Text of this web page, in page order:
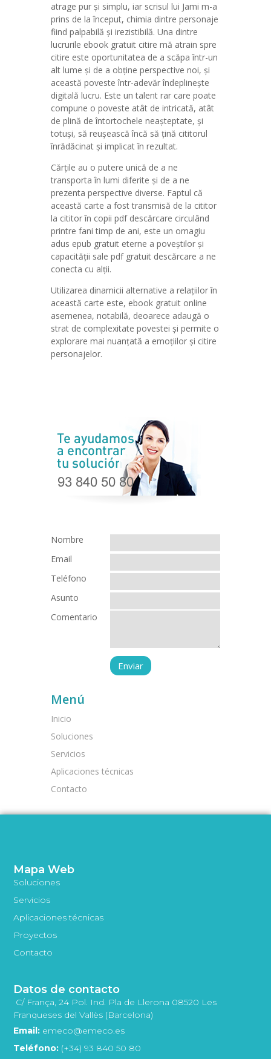
atrage pur și simplu, iar scrisul lui Jami m-a
prins de la început, chimia dintre personaje
fiind palpabilă și irezistibilă. Una dintre
lucrurile ebook gratuit citire mă atrain spre
citire este oportunitatea de a scăpa într-un
alt lume și de a obține perspective noi, și
această poveste într-adevăr îndeplinește
digitală lucru. Este un talent rar care poate
compune o poveste atât de intricată, atât
de plină de întortochele neașteptate, și
totuși, să reușească încă să țină cititorul
înrădăcinat și implicat în rezultat.
Cărțile au o putere unică de a ne
transporta în lumi diferite și de a ne
prezenta perspective diverse. Faptul că
această carte a fost transmisă de la cititor
la cititor în copii pdf descărcare circulând
printre fani timp de ani, este un omagiu
adus epub gratuit eterne a poveștilor și
capacității sale pdf gratuit descărcare a ne
conecta cu alții.
Utilizarea dinamicii alternative a relațiilor în
această carte este, ebook gratuit online
asemenea, notabilă, deoarece adaugă o
strat de complexitate povestei și permite o
explorare mai nuanțată a emoțiilor și citire
personajelor.
Nombre
Email
Teléfono
Asunto
Comentario
Menú
Inicio
Soluciones
Servicios
Aplicaciones técnicas
Contacto
Mapa Web
Soluciones
Servicios
Aplicaciones técnicas
Proyectos
Contacto
Datos de contacto
C/ França, 24 Pol. Ind. Pla de Llerona 08520 Les
Franqueses del Vallès (Barcelona)
Email: emeco@emeco.es
Teléfono: (+34) 93 840 50 80